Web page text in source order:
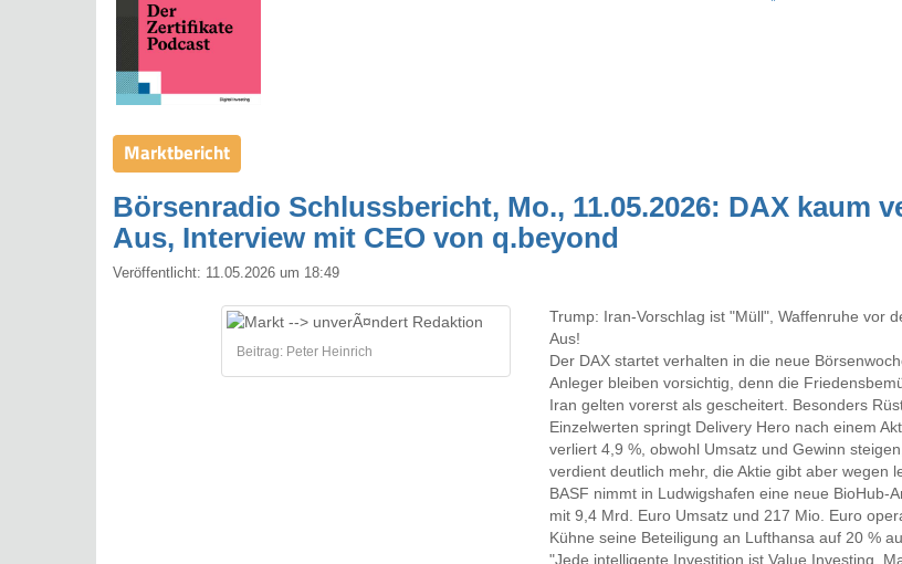
Marktbericht
Börsenradio Schlussbericht, Mo., 11.05.2026: DAX kaum
Aus, Interview mit CEO von q.beyond
Veröffentlicht: 11.05.2026 um 18:49
Beitrag: Peter Heinrich
Trump: Iran-Vorschlag ist "Müll", Waffenruhe vor
Aus!
Der DAX startet verhalten in die neue
Anleger bleiben vorsichtig, denn die
Iran gelten vorerst als gescheitert. Besonders
Einzelwerten springt Delivery Hero nach einem
verliert 4,9 %, obwohl Umsatz und Gewinn
verdient deutlich mehr, die Aktie gibt aber wegen
BASF nimmt in Ludwigshafen eine neue BioHub-
mit 9,4 Mrd. Euro Umsatz und 217 Mio. Euro
Kühne seine Beteiligung an Lufthansa auf 20 %
"Jede intelligente Investition ist Value Investing.